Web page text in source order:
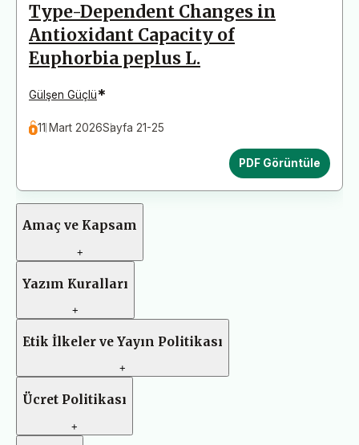
Type-Dependent Changes in
Antioxidant Capacity of
Euphorbia peplus L.
Gülşen Güçlü*
11 Mart 2026Sayfa 21-25
PDF Görüntüle
Amaç ve Kapsam
+
Yazım Kuralları
+
Etik İlkeler ve Yayın Politikası
+
Ücret Politikası
+